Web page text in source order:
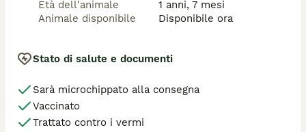
Compatibile con tutti
Età dell'animale
1 anni, 7 mesi
Animale disponibile
Disponibile ora
Stato di salute e documenti
Sarà microchippato alla consegna
Vaccinato
Trattato contro i vermi